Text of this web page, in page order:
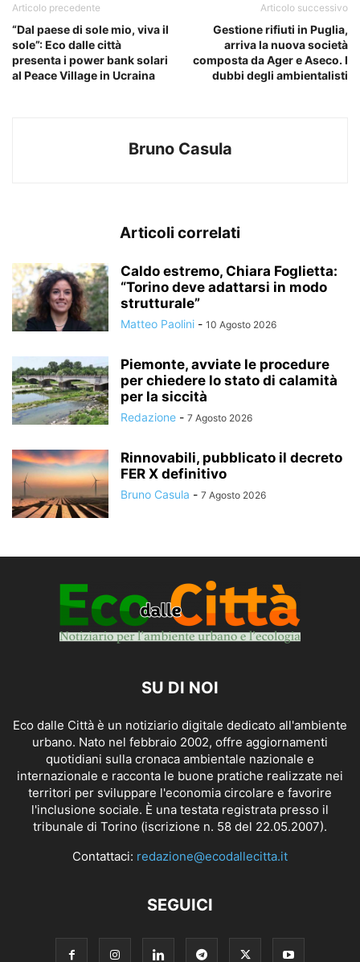
Articolo precedente
“Dal paese di sole mio, viva il
sole”: Eco dalle città
presenta i power bank solari
al Peace Village in Ucraina
Articolo successivo
Gestione rifiuti in Puglia,
arriva la nuova società
composta da Ager e Aseco. I
dubbi degli ambientalisti
Bruno Casula
Articoli correlati
Caldo estremo, Chiara Foglietta:
“Torino deve adattarsi in modo
strutturale”
Matteo Paolini - 10 Agosto 2026
Piemonte, avviate le procedure
per chiedere lo stato di calamità
per la siccità
Redazione - 7 Agosto 2026
Rinnovabili, pubblicato il decreto
FER X definitivo
Bruno Casula - 7 Agosto 2026
SU DI NOI
Eco dalle Città è un notiziario digitale dedicato all'ambiente
urbano. Nato nel febbraio 2002, offre aggiornamenti
quotidiani sulla cronaca ambientale nazionale e
internazionale e racconta le buone pratiche realizzate nei
territori per sviluppare l'economia circolare e favorire
l'inclusione sociale. È una testata registrata presso il
tribunale di Torino (iscrizione n. 58 del 22.05.2007).
Contattaci: redazione@ecodallecitta.it
SEGUICI